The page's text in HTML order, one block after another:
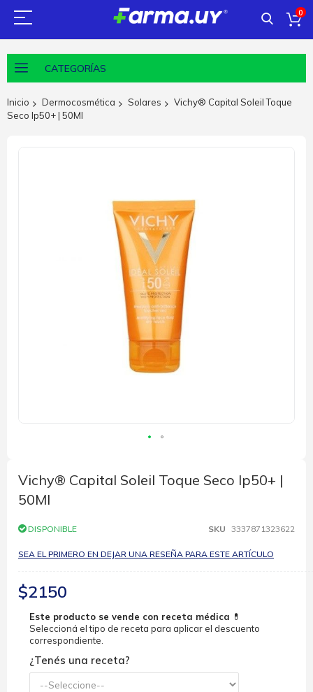
0
CATEGORÍAS
Inicio Dermocosmética Solares
Vichy® Capital Soleil Toque
Seco Ip50+ | 50Ml
comienzo
de
la
de
imágenes
Vichy® Capital Soleil Toque Seco Ip50+ |
50Ml
DISPONIBLE SKU 3337871323622
SEA EL PRIMERO EN DEJAR UNA RESEÑA PARA ESTE ARTÍCULO
$2150
Este producto se vende con receta médica 💊
Seleccioná el tipo de receta para aplicar el descuento
correspondiente.
¿Tenés una receta?